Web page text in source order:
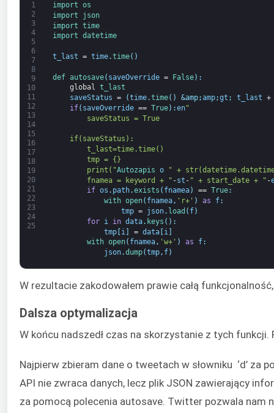
1
2
3
4
5
6
7
8
9
10
11
12
13
14
15
16
17
18
19
20
21
22
23
24
25
import os
import
json
import time
import datetime
t_last = time.time( )
def autosave( saveOverride = False) :
global t_last
saveStatus = (time.time( ) &amp;amp;gt ; t_last +
if( saveOverride == True) :en"
saveStatus = True
if(saveStatus):
t_last=time.time()
tmp = {}
print("Autozapis o
" +
fnamea = keyword + " -st - " + start_date + " -
if os . path.exists ( fnamea) == True:
with open( fnamea, 'r+' ) as f:
tmp = json. load ( f)
for
i in data. keys ( ) :
tmp[i ] = data[i ]
with open( fnamea, 'w+' ) as f:
json.dump(tmp, f)
W rezultacie zakodowałem prawie całą
Dalsza optymalizacja
W końcu nadszedł czas na skorzystanie z tych
Najpierw zbieram dane o tweetach w słowniku ‘d’ za
API nie zwraca danych, lecz plik JSON zawierający
za pomocą polecenia autosave. Twitter pozwala nam